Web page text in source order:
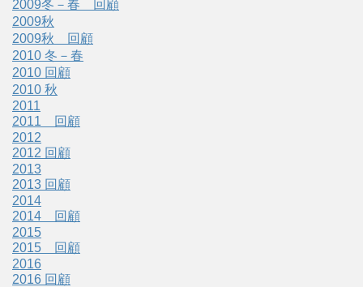
2009冬－春 回顧
2009秋
2009秋 回顧
2010 冬－春
2010 回顧
2010 秋
2011
2011 回顧
2012
2012 回顧
2013
2013 回顧
2014
2014 回顧
2015
2015 回顧
2016
2016 回顧